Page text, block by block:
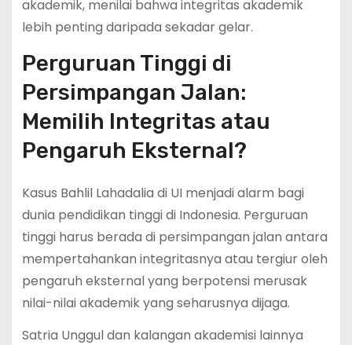
akademik, menilai bahwa integritas akademik
lebih penting daripada sekadar gelar.
Perguruan Tinggi di
Persimpangan Jalan:
Memilih Integritas atau
Pengaruh Eksternal?
Kasus Bahlil Lahadalia di UI menjadi alarm bagi
dunia pendidikan tinggi di Indonesia. Perguruan
tinggi harus berada di persimpangan jalan antara
mempertahankan integritasnya atau tergiur oleh
pengaruh eksternal yang berpotensi merusak
nilai-nilai akademik yang seharusnya dijaga.
Satria Unggul dan kalangan akademisi lainnya